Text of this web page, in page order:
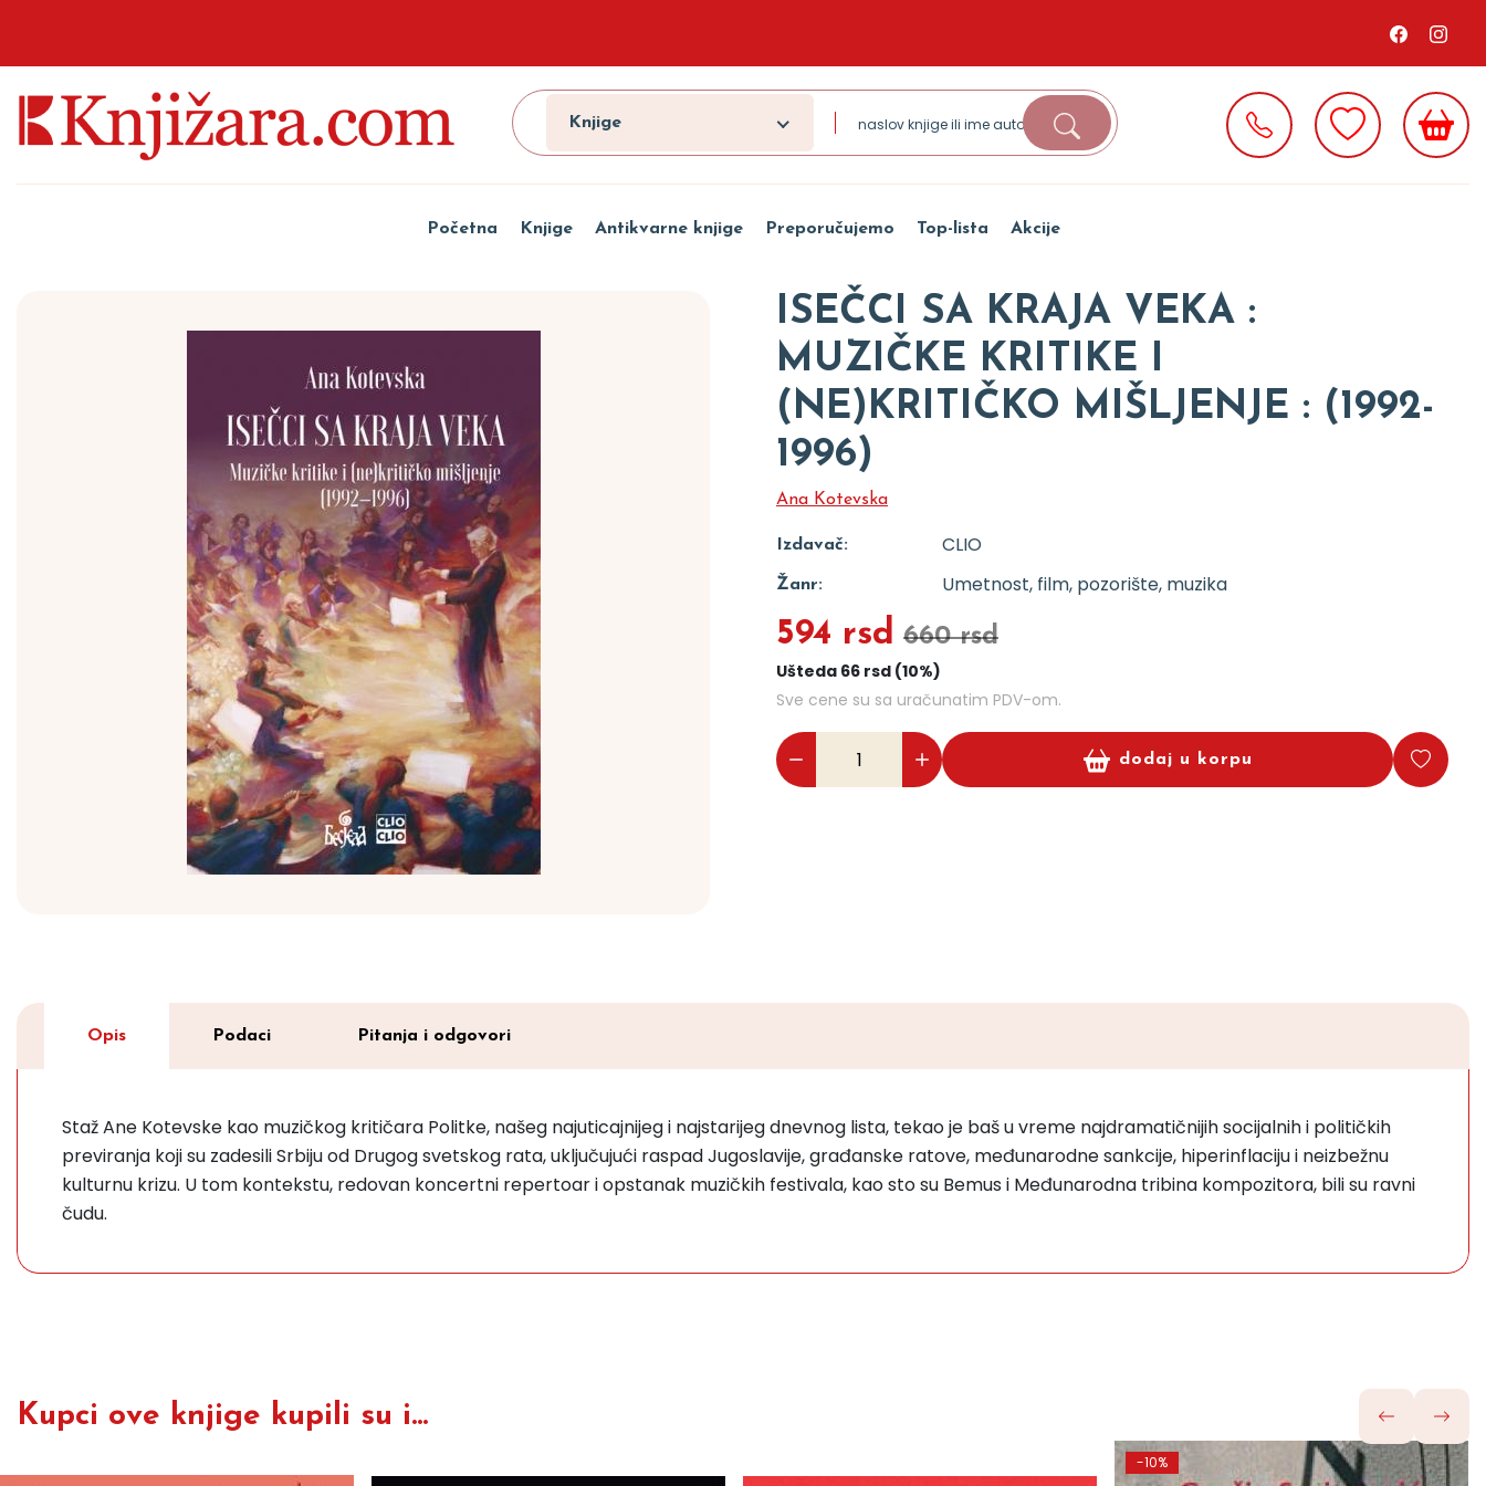
Knjige
Početna Knjige Antikvarne knjige Preporučujemo Top-lista Akcije
ISEČCI SA KRAJA VEKA :
MUZIČKE KRITIKE I
(NE)KRITIČKO MIŠLJENJE : (1992-
1996)
Ana Kotevska
Izdavač: CLIO
Žanr: Umetnost, film, pozorište, muzika
594 rsd 660 rsd
Ušteda 66 rsd (10%)
Sve cene su sa uračunatim PDV-om.
dodaj u korpu
Opis Podaci Pitanja i odgovori
Staž Ane Kotevske kao muzičkog kritičara Politke, našeg najuticajnijeg i najstarijeg dnevnog lista, tekao je baš u vreme najdramatičnijih socijalnih i političkih
previranja koji su zadesili Srbiju od Drugog svetskog rata, uključujući raspad Jugoslavije, građanske ratove, međunarodne sankcije, hiperinflaciju i neizbežnu
kulturnu krizu. U tom kontekstu, redovan koncertni repertoar i opstanak muzičkih festivala, kao sto su Bemus i Međunarodna tribina kompozitora, bili su ravni
čudu.
Kupci ove knjige kupili su i...
-10%